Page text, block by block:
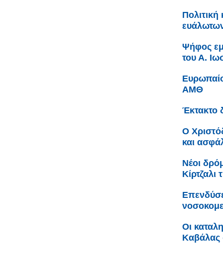
Ψήφος
του Α.
ΑΜΘ
Έκτακτο
Ο
και
Νέοι
Κίρτζαλι
Οι
Καβάλας